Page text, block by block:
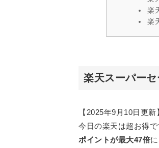
楽
楽
楽天スーパーセ
【2025年9月10日更新
今日の楽天は超お得で
ポイントが最大47倍